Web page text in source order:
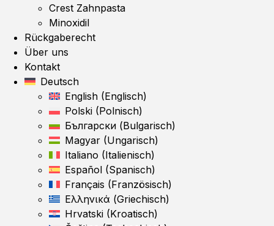
Crest Zahnpasta
Minoxidil
Rückgaberecht
Über uns
Kontakt
Deutsch
English (Englisch)
Polski (Polnisch)
Български (Bulgarisch)
Magyar (Ungarisch)
Italiano (Italienisch)
Español (Spanisch)
Français (Französisch)
Ελληνικά (Griechisch)
Hrvatski (Kroatisch)